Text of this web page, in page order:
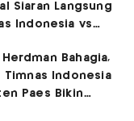
Siaran Langsung
Indonesia vs
Laga Hidup Mati
Bahagia,
Timnas Indonesia
Paes Bikin